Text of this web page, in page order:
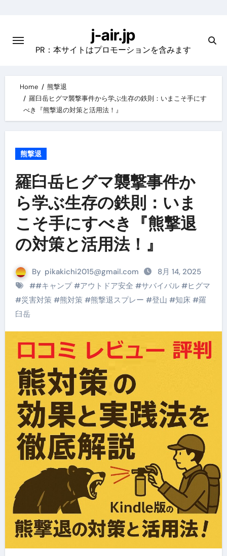
content
j-air.jp
PR：本サイトはプロモーションを含みます
Home
熊撃退
羅臼岳ヒグマ襲撃事件から学ぶ生存の鉄則：いまこそ手にす
べき『熊撃退の対策と活用法！』
熊撃退
羅臼岳ヒグマ襲撃事件か
ら学ぶ生存の鉄則：いま
こそ手にすべき『熊撃退
の対策と活用法！』
By pikakichi2015@gmail.com
8月 14, 2025
##キャンプ#アウトドア安全 #サバイバル#ヒグマ
#災害対策#熊対策#熊撃退スプレー #登山 #知床#羅
臼岳